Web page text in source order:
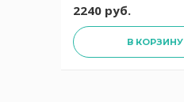
2240 руб.
В КОРЗИНУ